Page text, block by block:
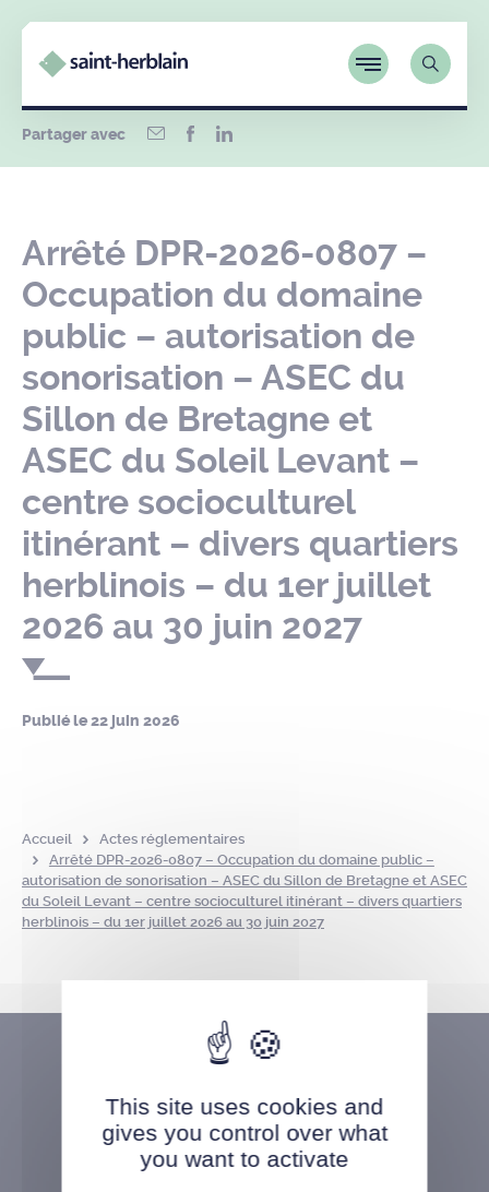
Partager avec
Arrêté DPR-2026-0807 –
Occupation du domaine
public – autorisation de
sonorisation – ASEC du
Sillon de Bretagne et
ASEC du Soleil Levant –
centre socioculturel
itinérant – divers quartiers
herblinois – du 1er juillet
2026 au 30 juin 2027
Publié le22 juin 2026
Accueil
Actes réglementaires
Arrêté DPR-2026-0807 – Occupation du domaine public –
autorisation de sonorisation – ASEC du Sillon de Bretagne et ASEC
du Soleil Levant – centre socioculturel itinérant – divers quartiers
herblinois – du 1er juillet 2026 au 30 juin 2027
This site uses cookies and
gives you control over what
you want to activate